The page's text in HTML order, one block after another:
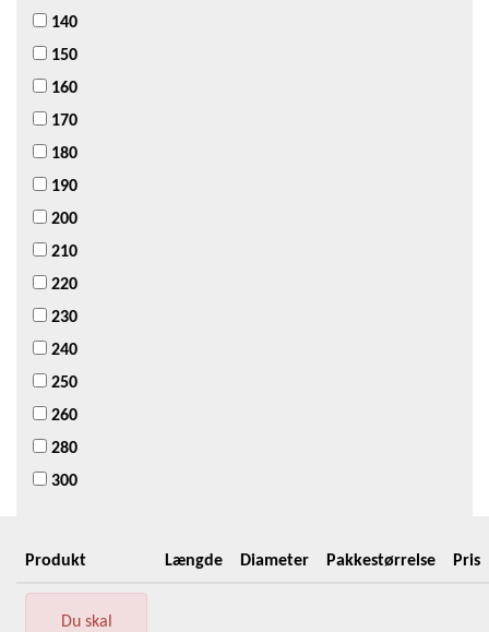
140
150
160
170
180
190
200
210
220
230
240
250
260
280
300
Produkt Længde Diameter Pakkestørrelse Pris
Du skal